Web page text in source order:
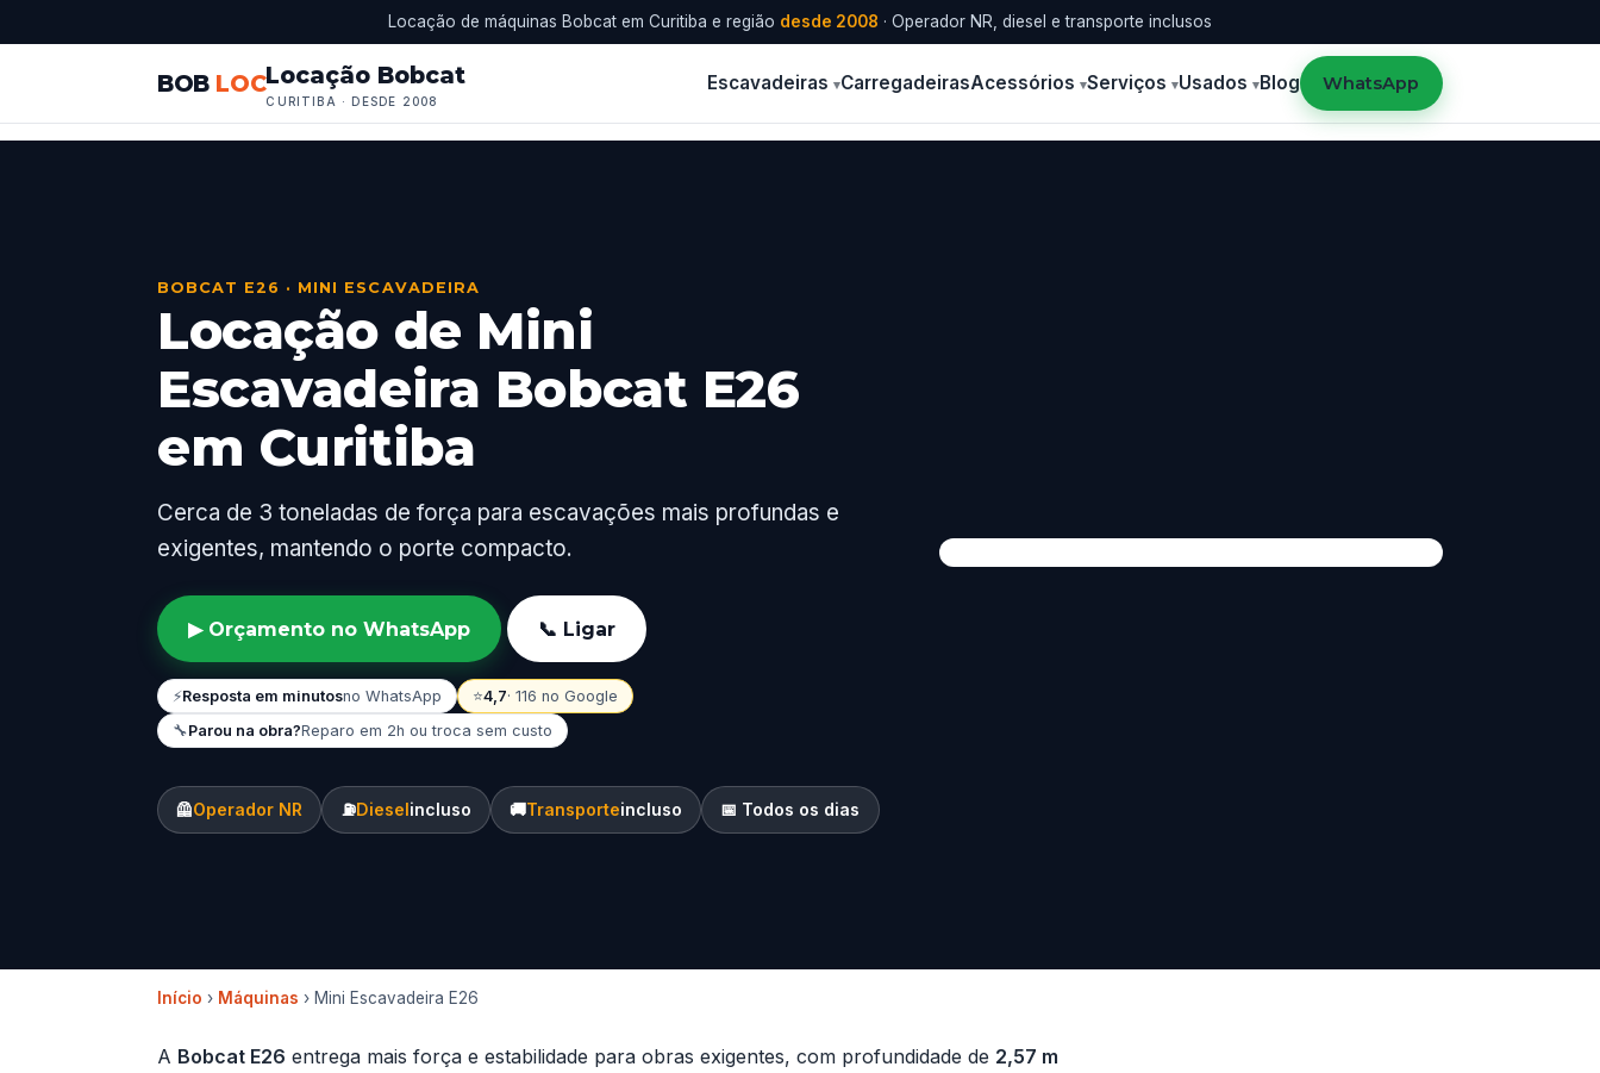
Locação de máquinas Bobcat em Curitiba e região desde 2008 · Operador NR, diesel e transporte inclusos
BOB LOCLocação Bobcat
CURITIBA · DESDE 2008
Escavadeiras CarregadeirasAcessórios Serviços Usados Blog WhatsApp
BOBCAT E26 · MINI ESCAVADEIRA
Locação de Mini
Escavadeira Bobcat E26
em Curitiba
Cerca de 3 toneladas de força para escavações mais profundas e
exigentes, mantendo o porte compacto.
▶ Orçamento no WhatsApp 📞 Ligar
⚡Resposta em minutosno WhatsApp ⭐4,7· 116 no Google
🔧Parou na obra?Reparo em 2h ou troca sem custo
🦺Operador NR ⛽Dieselincluso 🚚Transporteincluso 📅 Todos os dias
Início › Máquinas › Mini Escavadeira E26
A Bobcat E26 entrega mais força e estabilidade para obras exigentes, com profundidade de 2,57 m